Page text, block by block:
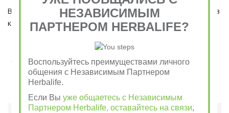
Ведь завтрак является важным приемом пищи, который ни в
коем случае пропускать нельзя!
Завтрак съешь сам, обед раздели с другом, ужин
отдай врагу
Говорили в древности
НЕЗАВИСИМЫМ
ПАРТНЕРОМ HERBALIFE?
Воспользуйтесь преимуществами личного
общения с Независимым Партнером
Herbalife.
Если Выуже общаетесь с Независимым
Партнером Herbalife, оставайтесь на связи,